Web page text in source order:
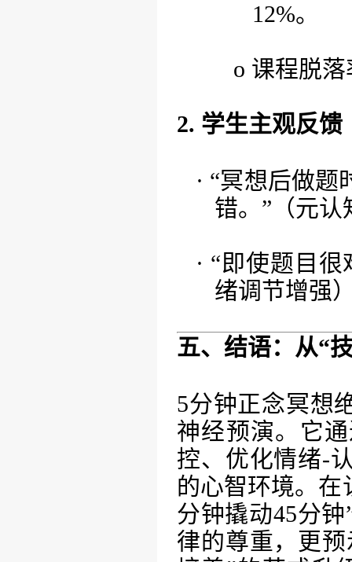
12%。
o 课程脱
2. 学生主观反馈
· “冥想后做
错。”（元认
· “即使题目
绪调节增强
五、结语：从“
5分钟正念冥想
神经预演。它
控、优化情绪-
的心智环境。在
分钟撬动45分
律的尊重，更